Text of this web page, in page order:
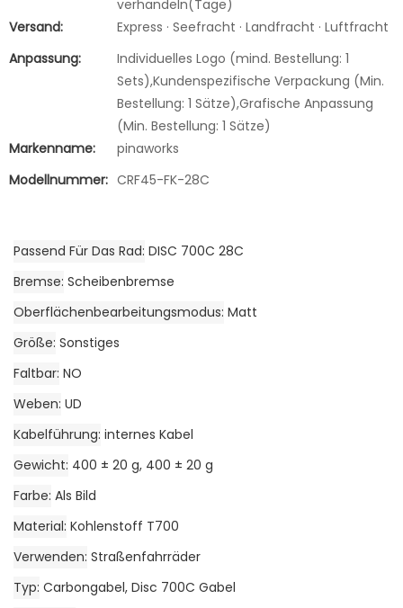
verhandeln(Tage)
Versand:
Express · Seefracht · Landfracht · Luftfracht
Anpassung:
Individuelles Logo (mind. Bestellung: 1
Sets),Kundenspezifische Verpackung (Min.
Bestellung: 1 Sätze),Grafische Anpassung
(Min. Bestellung: 1 Sätze)
Markenname:
pinaworks
Modellnummer: CRF45-FK-28C
Passend Für Das Rad DISC 700C 28C
Bremse Scheibenbremse
Oberflächenbearbeitungsmodus Matt
Größe Sonstiges
Faltbar NO
Weben UD
Kabelführung internes Kabel
Gewicht 400 ± 20 g, 400 ± 20 g
Farbe Als Bild
Material Kohlenstoff T700
Verwenden Straßenfahrräder
Typ Carbongabel, Disc 700C Gabel